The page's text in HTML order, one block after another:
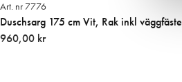
Art. nr 7776
Duschsarg 175 cm Vit, Rak inkl väggfäste
960,00 kr